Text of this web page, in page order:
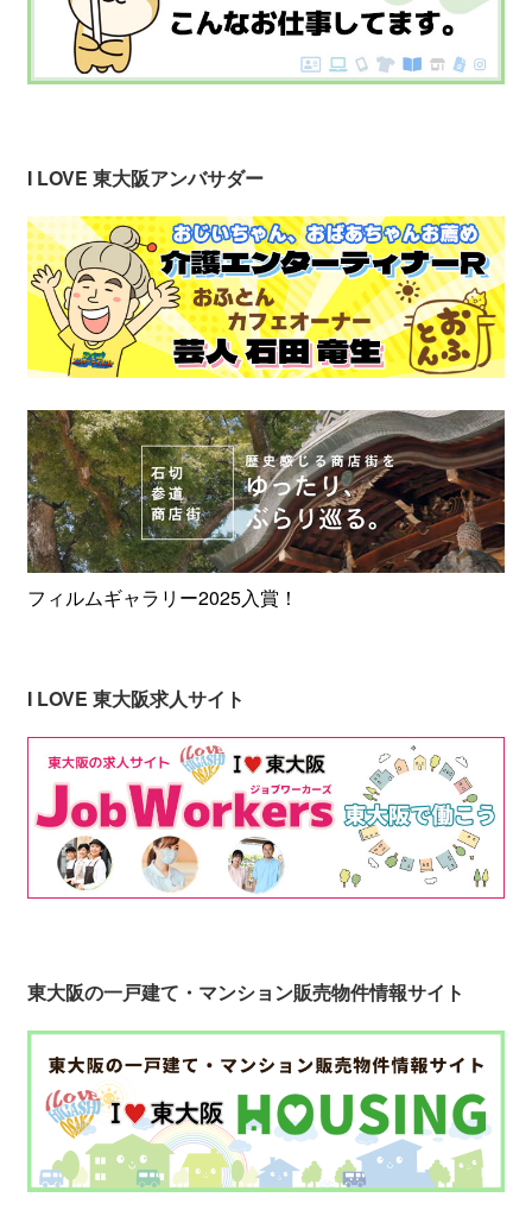
I LOVE 東大阪アンバサダー
フィルムギャラリー2025入賞！
I LOVE 東大阪求人サイト
東大阪の一戸建て・マンション販売物件情報サイト